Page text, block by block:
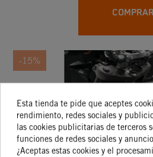
COMPRAR
-15%
Esta tienda te pide que aceptes
rendimiento, redes sociales y
las cookies publicitarias de terceros
funciones de redes sociales y
¿Aceptas estas cookies y el